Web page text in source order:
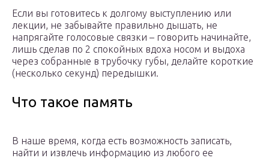
Если вы готовитесь к долгому выступлению или
лекции, не забывайте правильно дышать, не
напрягайте голосовые связки – говорить начинайте,
лишь сделав по 2 спокойных вдоха носом и выдоха
через собранные в трубочку губы, делайте короткие
(несколько секунд) передышки.
Что такое память
В наше время, когда есть возможность записать,
найти и извлечь информацию из любого ее